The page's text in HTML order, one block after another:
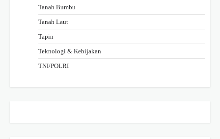
Tanah Bumbu
Tanah Laut
Tapin
Teknologi & Kebijakan
TNI/POLRI